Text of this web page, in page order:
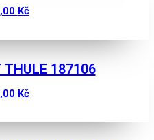
Kč
187106
Kč